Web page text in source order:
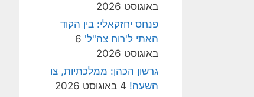
באוגוסט 2026
פנחס יחזקאלי: בין הקוד
האתי ל'רוח צה"ל' 6
באוגוסט 2026
גרשון הכהן: ממלכתיות, צו
השעה! 4 באוגוסט 2026